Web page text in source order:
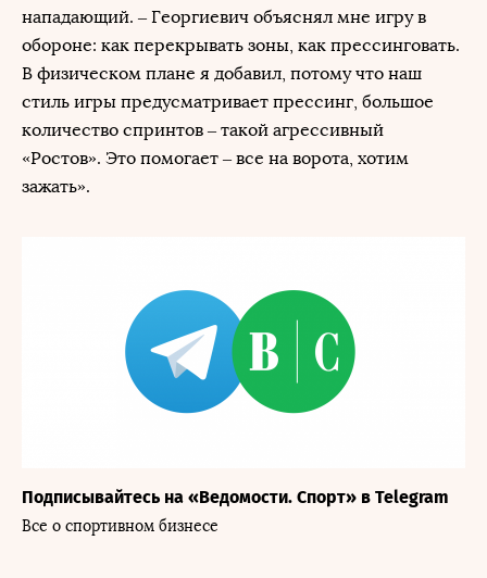
нападающий. – Георгиевич объяснял мне игру в
обороне: как перекрывать зоны, как прессинговать.
В физическом плане я добавил, потому что наш
стиль игры предусматривает прессинг, большое
количество спринтов – такой агрессивный
«Ростов». Это помогает – все на ворота, хотим
зажать».
Подписывайтесь на «Ведомости. Спорт» в Telegram
Все о спортивном бизнесе